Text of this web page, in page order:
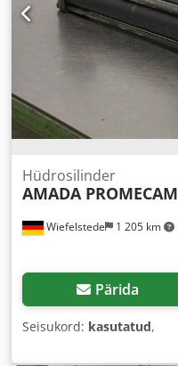
Wiefelstede 1 205 km
Hüdrosilinder
AMADA PROMECAM
Pärida
Seisukord: kasutatud,